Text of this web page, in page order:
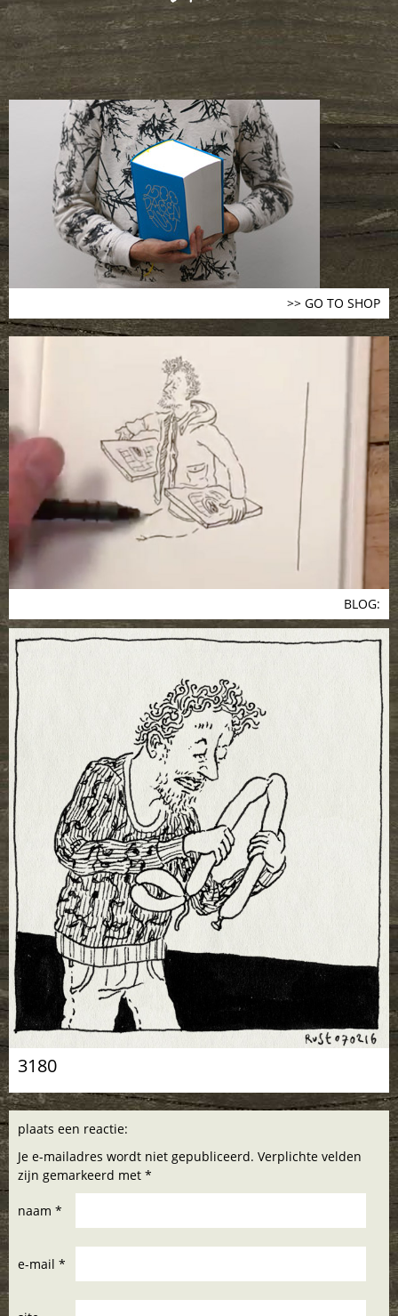
>> GO TO SHOP
BLOG:
3180
plaats een reactie:
Je e-mailadres wordt niet gepubliceerd. Verplichte velden
zijn gemarkeerd met *
naam *
e-mail *